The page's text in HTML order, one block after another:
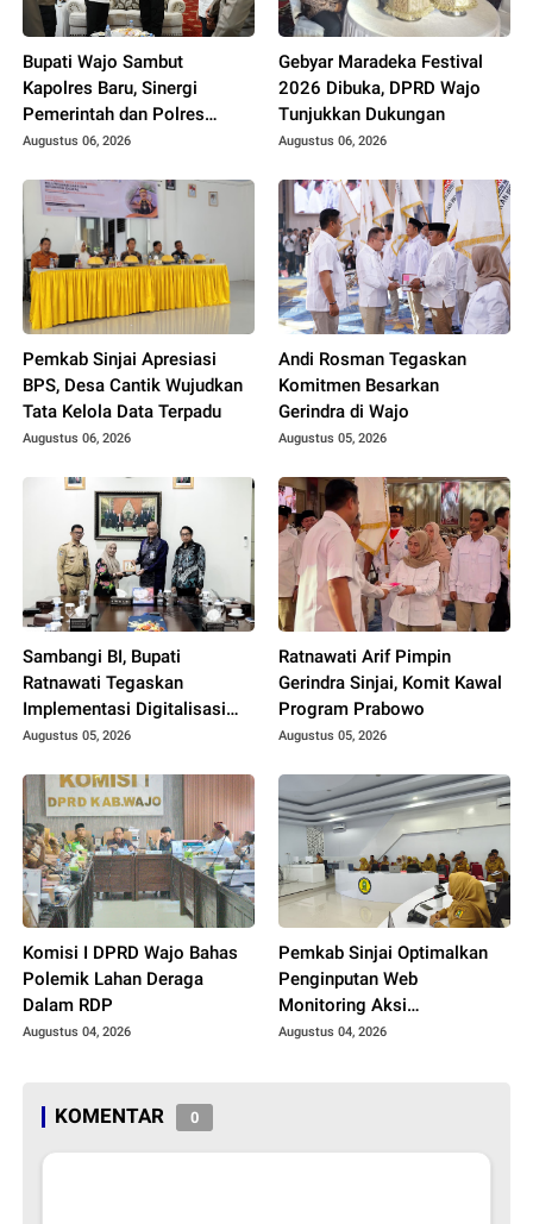
Bupati Wajo Sambut
Kapolres Baru, Sinergi
Pemerintah dan Polres
Diperkuat
Augustus 06, 2026
Gebyar Maradeka Festival
2026 Dibuka, DPRD Wajo
Tunjukkan Dukungan
Augustus 06, 2026
Pemkab Sinjai Apresiasi
BPS, Desa Cantik Wujudkan
Tata Kelola Data Terpadu
Augustus 06, 2026
Andi Rosman Tegaskan
Komitmen Besarkan
Gerindra di Wajo
Augustus 05, 2026
Sambangi BI, Bupati
Ratnawati Tegaskan
Implementasi Digitalisasi
Daerah
Augustus 05, 2026
Ratnawati Arif Pimpin
Gerindra Sinjai, Komit Kawal
Program Prabowo
Augustus 05, 2026
Komisi I DPRD Wajo Bahas
Polemik Lahan Deraga
Dalam RDP
Augustus 04, 2026
Pemkab Sinjai Optimalkan
Penginputan Web
Monitoring Aksi
Konvergensi Stunting Tahun
Augustus 04, 2026
KOMENTAR 0